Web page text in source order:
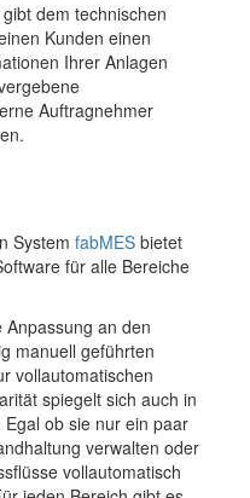
gibt dem technischen
Kunden einen
Ihrer Anlagen
Auftragnehmer
System fabMES bietet
für alle Bereiche
an den
manuell geführten
vollautomatischen
spiegelt sich auch in
ob sie nur ein paar
verwalten oder
vollautomatisch